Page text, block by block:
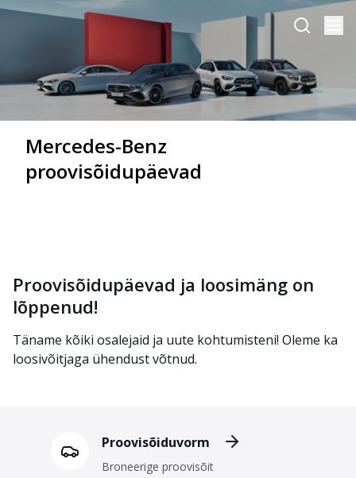
Mercedes-Benz
proovisõidupäevad
Proovisõidupäevad ja loosimäng on
lõppenud!
Täname kõiki osalejaid ja uute kohtumisteni! Oleme ka
loosivõitjaga ühendust võtnud.
Proovisõiduvorm
Broneerige proovisõit